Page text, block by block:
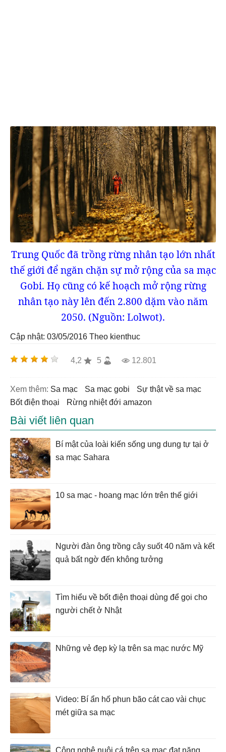
Trung Quốc đã trồng rừng nhân tạo lớn nhất
thế giới để ngăn chặn sự mở rộng của sa mạc
Gobi. Họ cũng có kế hoạch mở rộng rừng
nhân tạo này lên đến 2.800 dặm vào năm
2050. (Nguồn: Lolwot).
Cập nhật: 03/05/2016 Theo kienthuc
4,2 5 12.801
Xem thêm: sa mạc sa mạc gobi
sự thật về sa mạc
bốt điện thoại
rừng nhiệt đới amazon
Bài viết liên quan
Bí mật của loài kiến sống ung dung tự tại ở
sa mạc Sahara
10 sa mạc - hoang mạc lớn trên thế giới
Người đàn ông trồng cây suốt 40 năm và kết
quả bất ngờ đến không tưởng
Tìm hiểu về bốt điện thoại dùng để gọi cho
người chết ở Nhật
Những vẻ đẹp kỳ lạ trên sa mạc nước Mỹ
Video: Bí ẩn hố phun bão cát cao vài chục
mét giữa sa mạc
Công nghệ nuôi cá trên sa mạc đạt năng